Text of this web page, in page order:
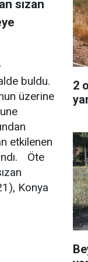
sızan
buldu.
üzerine
etkilenen
Öte
Konya
2